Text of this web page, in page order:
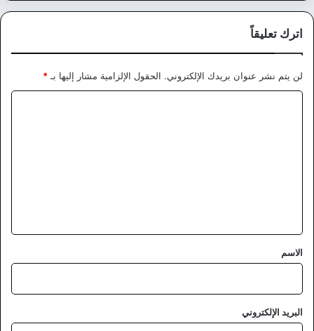
اترك تعليقاً
لن يتم نشر عنوان بريدك الإلكتروني. الحقول الإلزامية مشار إليها بـ *
*
الاسم
البريد الإلكتروني